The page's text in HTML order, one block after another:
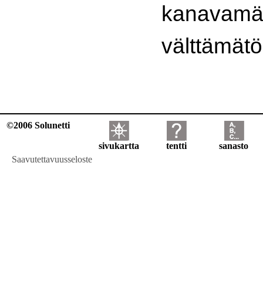
©2006 Solunetti
sivukartta tentti
sanasto
Saavutettavuusseloste